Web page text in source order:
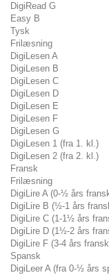
DigiRead G
Easy B
Tysk
Frilæsning
DigiLesen A
DigiLesen B
DigiLesen C
DigiLesen D
DigiLesen E
DigiLesen F
DigiLesen G
DigiLesen 1 (fra 1. kl.)
DigiLesen 2 (fra 2. kl.)
Fransk
Frilæsning
DigiLire A (0-½ års
DigiLire B (½-1 års
DigiLire C (1-1½ års
DigiLire D (1½-2 års
DigiLire F (3-4 års
Spansk
DigiLeer A (fra 0-½ års